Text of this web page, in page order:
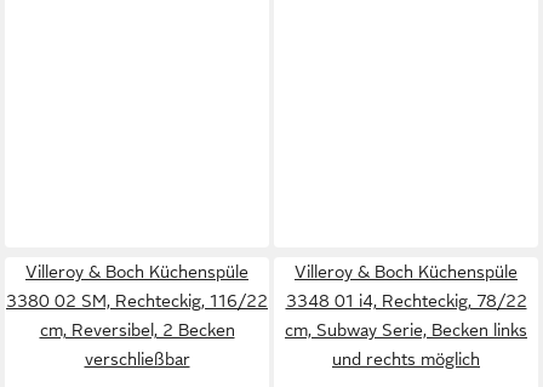
Villeroy & Boch Küchenspüle
3380 02 SM, Rechteckig, 116/22
cm, Reversibel, 2 Becken
verschließbar
Villeroy & Boch Küchenspüle
3348 01 i4, Rechteckig, 78/22
cm, Subway Serie, Becken links
und rechts möglich